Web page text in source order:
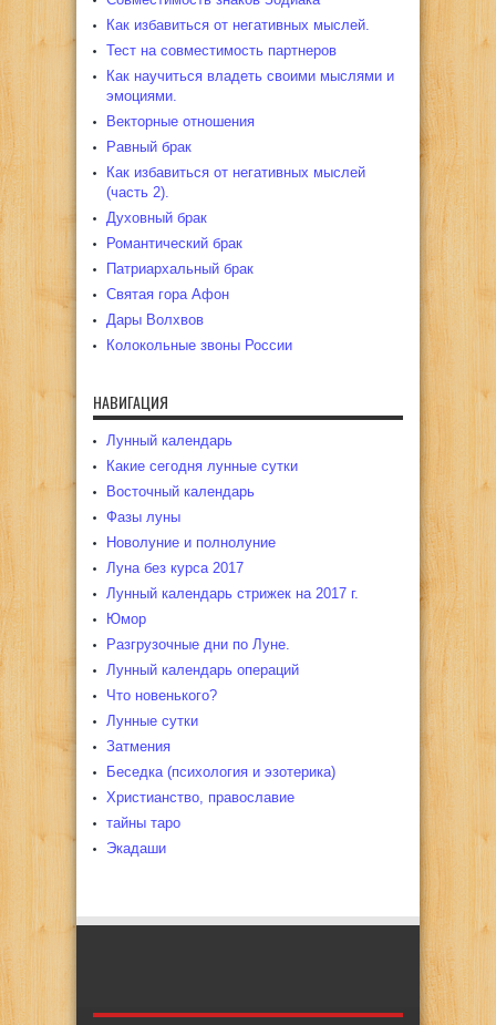
Как избавиться от негативных мыслей.
Тест на совместимость партнеров
Как научиться владеть своими мыслями и
эмоциями.
Векторные отношения
Равный брак
Как избавиться от негативных мыслей
(часть 2).
Духовный брак
Романтический брак
Патриархальный брак
Святая гора Афон
Дары Волхвов
Колокольные звоны России
НАВИГАЦИЯ
Лунный календарь
Какие сегодня лунные сутки
Восточный календарь
Фазы луны
Новолуние и полнолуние
Луна без курса 2017
Лунный календарь стрижек на 2017 г.
Юмор
Разгрузочные дни по Луне.
Лунный календарь операций
Что новенького?
Лунные сутки
Затмения
Беседка (психология и эзотерика)
Христианство, православие
тайны таро
Экадаши